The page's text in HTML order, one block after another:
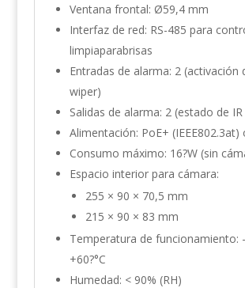
Ventana frontal: Ø59,4 mm
Interfaz de red: RS-485 para
limpiaparabrisas
Entradas de alarma: 2 (activación
wiper)
Salidas de alarma: 2 (estado de
Alimentación: PoE+ (IEEE802.3at)
Consumo máximo: 16?W (sin
Espacio interior para cámara:
255 × 90 × 70,5 mm
215 × 90 × 83 mm
Temperatura de funcionamiento:
+60?°C
Humedad: < 90% (RH)